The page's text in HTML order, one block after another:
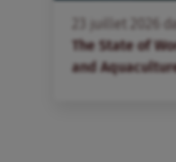
juillet
The State of
and